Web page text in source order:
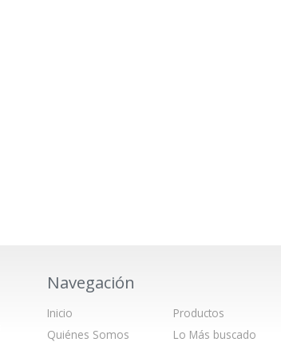
Navegación
Inicio
Quiénes Somos
Productos
Lo Más buscado